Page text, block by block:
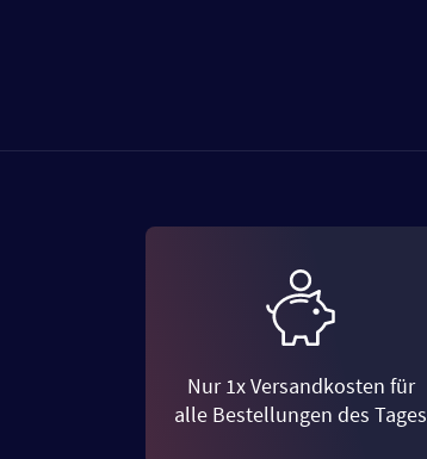
Nur 1x Versandkosten für
alle Bestellungen des Tages